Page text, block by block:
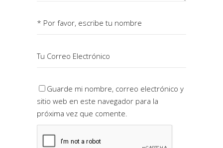
Guarde mi nombre, correo electrónico y
sitio web en este navegador para la
próxima vez que comente.